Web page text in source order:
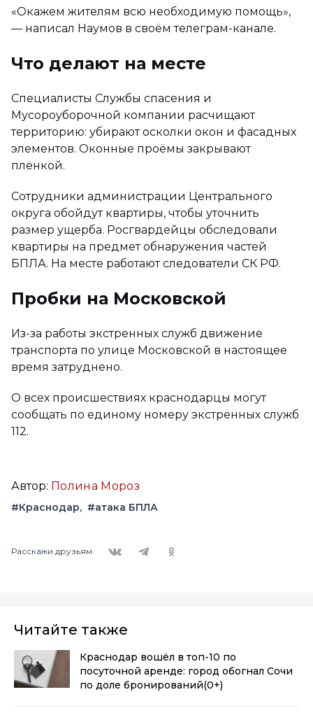
«Окажем жителям всю необходимую помощь»,
— написал Наумов в своём телеграм-канале.
Что делают на месте
Специалисты Службы спасения и
Мусороуборочной компании расчищают
территорию: убирают осколки окон и фасадных
элементов. Оконные проёмы закрывают
плёнкой.
Сотрудники администрации Центрального
округа обойдут квартиры, чтобы уточнить
размер ущерба. Росгвардейцы обследовали
квартиры на предмет обнаружения частей
БПЛА. На месте работают следователи СК РФ.
Пробки на Московской
Из-за работы экстренных служб движение
транспорта по улице Московской в настоящее
время затруднено.
О всех происшествиях краснодарцы могут
сообщать по единому номеру экстренных служб
112.
Автор: Полина Мороз
#Краснодар #атака БПЛА
Расскажи друзьям:
Читайте также
Краснодар вошёл в топ-10 по
посуточной аренде: город обогнал Сочи
по доле бронирований(0+)